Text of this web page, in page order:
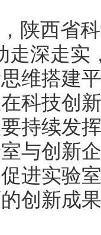
陕西省
走深走实
维搭建
科技创
持续发
与创新
进实验
创新成